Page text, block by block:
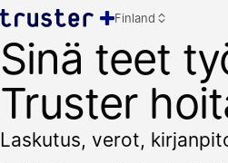
Finland
Sinä teet
Truster
Laskutus, verot,